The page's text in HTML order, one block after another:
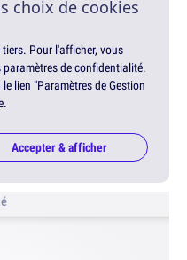
choix de cookies
Pour l'afficher, vous
de confidentialité.
lien "Paramètres de Gestion
Accepter & afficher